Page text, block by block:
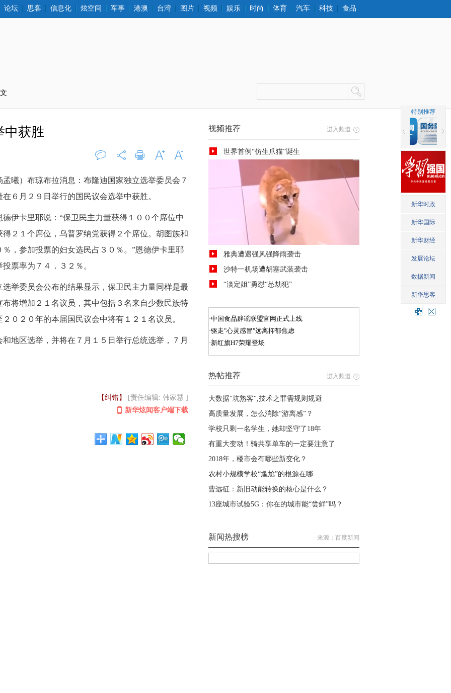
论坛 思客 信息化 炫空间 军事 港澳 台湾 图片 视频 娱乐 时尚 体育 汽车 科技 食品
中获胜
评论 0 打印 字大 字小
）布琼布拉消息：布隆迪国家独立选举委员会７
６月２９日举行的国民议会选举中获胜。
卡里耶说：“保卫民主力量获得１００个席位中
２１个席位，乌普罗纳党获得２个席位。胡图族和
，参加投票的妇女选民占３０％。”恩德伊卡里耶
票率为７４．３２％。
委员会公布的结果显示，保卫民主力量同样是最
将增加２１名议员，其中包括３名来自少数民族特
０２０年的本届国民议会中将有１２１名议员。
区选举，并将在７月１５日举行总统选举，７月
【纠错】
[责任编辑: 韩家慧 ]
新华炫闻客户端下载